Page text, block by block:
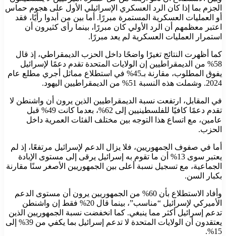
الجزم بما إذا كان الرد العسكري الإسرائيلي الأول على هجوم حماس
أو العمليات العسكرية المستمرة مبررًا. أما بين من أبدوا رأيًا، فقد
اعتبر معظمهم أن الرد الأولي كان مبررًا، بينما رأى كثيرون أن
استمرار العمليات العسكرية لم يعد مبررًا.
كما أظهرت النتائج تغيرًا واضحًا داخل الحزب الديمقراطي، إذ قال
58% من الديمقراطيين إن الولايات المتحدة تقدم دعمًا لإسرائيل
يفوق المطلوب، مقارنة بـ45% في استطلاع مماثل أجري مطلع عام
2024. وشملت هذه النسبة 51% من الديمقراطيين اليهود.
في المقابل، ارتفعت نسبة الديمقراطيين الذين يرون أن واشنطن لا
تقدم دعمًا كافيًا للفلسطينيين إلى 62%، بعدما كانت 49% قبل
عامين، مع اتساع هذا التوجه بين مختلف الفئات العمرية داخل
الحزب.
أما في صفوف الجمهوريين، فلا يزال الدعم لإسرائيل مرتفعًا، إذ لم
يعتبر سوى 13% أن ما تقوم به إسرائيل يرقى إلى مستوى الإبادة
الجماعية، مع تسجيل نسبة أعلى بين الجمهوريين الأصغر سنًا مقارنة
بكبار السن.
وأفاد الاستطلاع بأن 60% من الجمهوريين يرون أن مستوى الدعم
الأميركي لإسرائيل “مناسب”، بينما قال 20% فقط إن واشنطن
تدعم إسرائيل أكثر مما ينبغي. كما انخفضت نسبة الجمهوريين الذين
يعتقدون أن الولايات المتحدة لا تدعم إسرائيل بما يكفي من 39% إلى
15%.